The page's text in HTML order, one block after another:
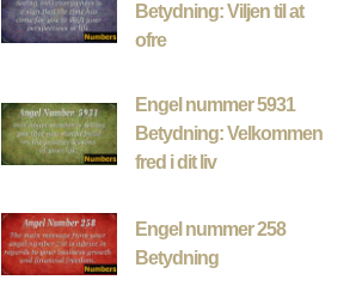
Betydning: Viljen til at
ofre
Engel nummer 5931
Betydning: Velkommen
fred i dit liv
Engel nummer 258
Betydning